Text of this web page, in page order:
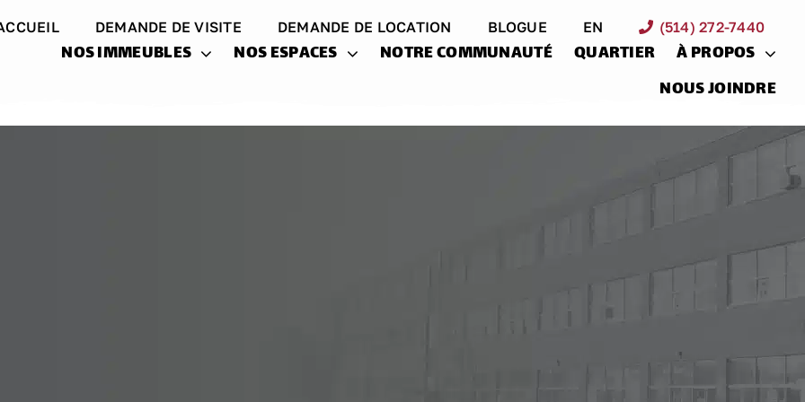
DEMANDE DE VISITE DEMANDE DE LOCATION BLOGUE (514) 272-7440
EN
NOS IMMEUBLES NOS ESPACES NOTRE COMMUNAUTÉ QUARTIER
À PROPOS
NOUS JOINDRE